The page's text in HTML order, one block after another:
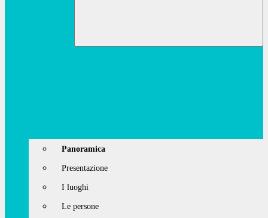
Panoramica
Presentazione
I luoghi
Le persone